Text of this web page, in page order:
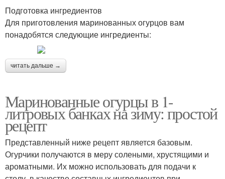
Подготовка ингредиентов
Для приготовления маринованных огурцов вам
понадобятся следующие ингредиенты:
читать дальше →
Маринованные огурцы в 1-
литровых банках на зиму: простой
рецепт
Представленный ниже рецепт является базовым.
Огурчики получаются в меру солеными, хрустящими и
ароматными. Их можно использовать для подачи к